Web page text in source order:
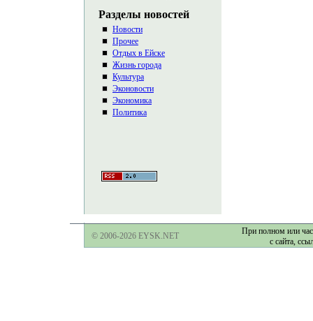
Разделы новостей
Новости
Прочее
Отдых в Ейске
Жизнь города
Культура
Эконовости
Экономика
Политика
© 2006-2026 EYSK.NET
При полном или
с сайта,